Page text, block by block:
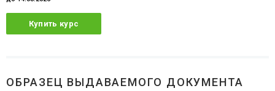
Купить курс
ОБРАЗЕЦ ВЫДАВАЕМОГО ДОКУМЕНТА